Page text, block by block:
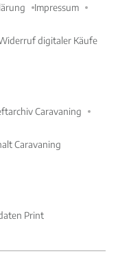
Impressum
digitaler Käufe
Caravaning
Caravaning
Print